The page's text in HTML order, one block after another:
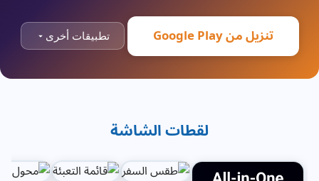
تنزيل من Google Play تطبيقات أخرى
لقطات الشاشة